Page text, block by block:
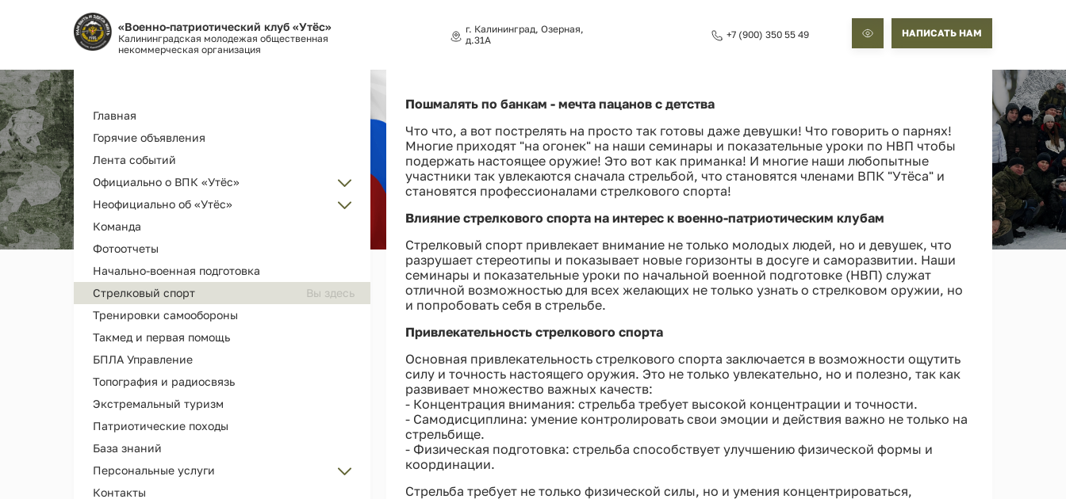
«Военно-патриотический клуб «Утёс»
Калининградская молодежая общественная
некоммерческая организация
г. Калининград, Озерная,
д.31А
+7 (900) 350 55 49 НАПИСАТЬ НАМ
Основная
навигация
Главная
Горячие объявления
Лента событий
Официально о ВПК «Утёс»
Администрация
Об организации ВПК «Утёс»
Как вступить
Наша деятельность и услуги
История РГ "Утёс"
Как помочь
Неофициально об «Утёс»
Наш клуб ВПК "Утёс"
Награды и дипломы
Наши выпускники
Мерч и сувениры
Видео
Библиотека клуба
Команда
Фотоотчеты
Начально-военная подготовка
Стрелковый спорт
Тренировки самообороны
Такмед и первая помощь
БПЛА Управление
Топография и радиосвязь
Экстремальный туризм
Патриотические походы
База знаний
Персональные услуги
Персональные тренировки
Контакты
Пошмалять по банкам - мечта пацанов с детства
Что что, а вот пострелять на просто так готовы даже девушки! Что говорить о парнях!
Многие приходят "на огонек" на наши семинары и показательные уроки по НВП чтобы
подержать настоящее оружие! Это вот как приманка! И многие наши любопытные
участники так увлекаются сначала стрельбой, что становятся членами ВПК "Утёса" и
становятся профессионалами стрелкового спорта!
Влияние стрелкового спорта на интерес к военно-патриотическим клубам
Стрелковый спорт привлекает внимание не только молодых людей, но и девушек, что
разрушает стереотипы и показывает новые горизонты в досуге и саморазвитии. Наши
семинары и показательные уроки по начальной военной подготовке (НВП) служат
отличной возможностью для всех желающих не только узнать о стрелковом оружии, но
и попробовать себя в стрельбе.
Привлекательность стрелкового спорта
Основная привлекательность стрелкового спорта заключается в возможности ощутить
силу и точность настоящего оружия. Это не только увлекательно, но и полезно, так как
развивает множество важных качеств:
- Концентрация внимания: стрельба требует высокой концентрации и точности.
- Самодисциплина: умение контролировать свои эмоции и действия важно не только на
стрельбище.
- Физическая подготовка: стрельба способствует улучшению физической формы и
координации.
Стрельба требует не только физической силы, но и умения концентрироваться,